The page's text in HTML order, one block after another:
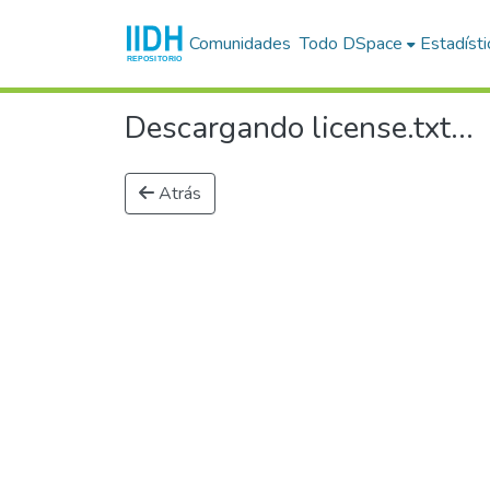
Comunidades Todo DSpace
Descargando license.txt...
Atrás